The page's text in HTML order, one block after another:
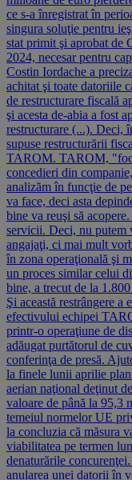
ce s-a înregistrat în
singura soluţie pentru
stat primit şi aprobat de
2024, necesar pentru
Costin Iordache a
achitat şi toate datoriile
de restructurare fiscală
şi acesta de-abia a fost
restructurare (...). Deci,
supuse restructurării
TAROM. TAROM,
concedieri din
analizăm în funcţie de
va face, deci asta
bine va reuşi să
servicii. Deci, nu putem
angajaţi, ci mai mult
în zona operaţională şi
un proces similar celui
bine, a trecut de la
Şi această restrângere a
efectivului echipei
printr-o operaţiune de
adăugat purtătorul de
conferinţa de presă.
la finele lunii aprilie
aerian naţional deţinut
valoare de până la 95,3
temeiul normelor UE
la concluzia că măsura
viabilitatea pe termen
denaturările
anularea unei datorii în